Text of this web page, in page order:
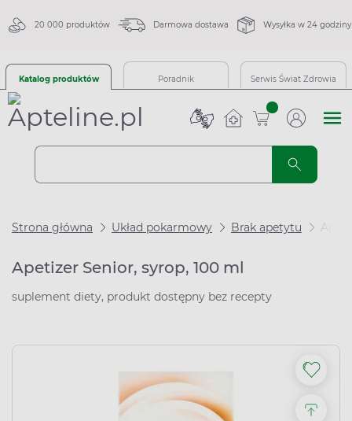
20 000 produktów Darmowa dostawa Wysyłka w 24 godziny
Katalog produktów Poradnik Serwis Świat Zdrowia
sztuk
Strona główna Układ pokarmowy Brak apetytu
Apetizer Senior, syrop, 100 ml
suplement diety, produkt dostępny bez recepty